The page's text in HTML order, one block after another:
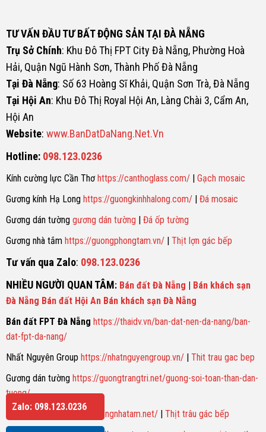
TƯ VẤN ĐẦU TƯ BẤT ĐỘNG SẢN TẠI ĐÀ NẴNG
Trụ Sở Chính: Khu Đô Thị FPT City Đà Nẵng, Phường Hoà
Hải, Quận Ngũ Hành Sơn, Thành Phố Đà Nẵng
Tại Đà Nẵng: Số 63 Hoàng Sĩ Khải, Quận Sơn Trà, Đà Nẵng
Tại Hội An: Khu Đô Thị Royal Hội An, Làng Chài 3, Cẩm An,
Hội An
Website: www.BanDatDaNang.Net.Vn
Hotline: 098.123.0236
Kính cường lực Cần Thơ https://canthoglass.com/| Gạch mosaic
Gương kính Hạ Long https://guongkinhhalong.com/| Đá mosaic
Gương dán tường gương dán tường | Đá ốp tường
Gương nhà tắm https://guongphongtam.vn/| Thịt lợn gác bếp
Tư vấn qua Zalo: 098.123.0236
NHIỀU NGƯỜI QUAN TÂM: Bán đất Đà Nẵng | Bán khách sạn
Đà Nẵng Bán đất Hội An Bán khách sạn Đà Nẵng
Bán đất FPT Đà Nẵng https://thaidv.vn/ban-dat-nen-da-nang/ban-
dat-fpt-da-nang/
Nhất Nguyên Group https://nhatnguyengroup.vn/| Thit trau gac bep
Gương dán tường https://guongtrangtri.net/guong-soi-toan-than-dan-
tuong/
Gương nhà tắmhttps://guongnhatam.net/| Thịt trâu gác bếp
Zalo: 098.123.0236